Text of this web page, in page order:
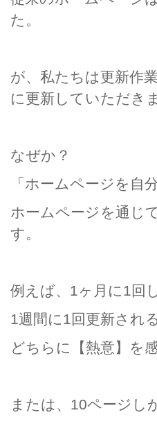
た。
が、私たちは更新作
に更新していただき
なぜか？
「ホームページを自
ホームページを通じ
す。
例えば、1ヶ月に1回
1週間に1回更新され
どちらに【熱意】を
または、10ページし